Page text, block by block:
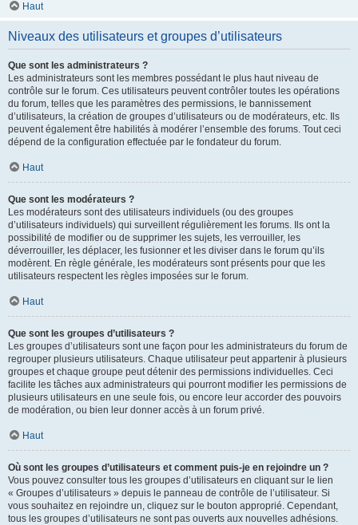
Haut
Niveaux des utilisateurs et groupes d’utilisateurs
Que sont les administrateurs ?
Les administrateurs sont les membres possédant le plus haut niveau de
contrôle sur le forum. Ces utilisateurs peuvent contrôler toutes les opérations
du forum, telles que les paramètres des permissions, le bannissement
d’utilisateurs, la création de groupes d’utilisateurs ou de modérateurs, etc. Ils
peuvent également être habilités à modérer l’ensemble des forums. Tout ceci
dépend de la configuration effectuée par le fondateur du forum.
Haut
Que sont les modérateurs ?
Les modérateurs sont des utilisateurs individuels (ou des groupes
d’utilisateurs individuels) qui surveillent régulièrement les forums. Ils ont la
possibilité de modifier ou de supprimer les sujets, les verrouiller, les
déverrouiller, les déplacer, les fusionner et les diviser dans le forum qu’ils
modèrent. En règle générale, les modérateurs sont présents pour que les
utilisateurs respectent les règles imposées sur le forum.
Haut
Que sont les groupes d’utilisateurs ?
Les groupes d’utilisateurs sont une façon pour les administrateurs du forum de
regrouper plusieurs utilisateurs. Chaque utilisateur peut appartenir à plusieurs
groupes et chaque groupe peut détenir des permissions individuelles. Ceci
facilite les tâches aux administrateurs qui pourront modifier les permissions de
plusieurs utilisateurs en une seule fois, ou encore leur accorder des pouvoirs
de modération, ou bien leur donner accès à un forum privé.
Haut
Où sont les groupes d’utilisateurs et comment puis-je en rejoindre un ?
Vous pouvez consulter tous les groupes d’utilisateurs en cliquant sur le lien
« Groupes d’utilisateurs » depuis le panneau de contrôle de l’utilisateur. Si
vous souhaitez en rejoindre un, cliquez sur le bouton approprié. Cependant,
tous les groupes d’utilisateurs ne sont pas ouverts aux nouvelles adhésions.